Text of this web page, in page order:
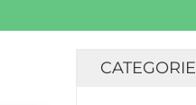
CATEGORIE